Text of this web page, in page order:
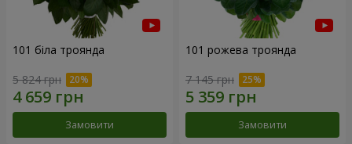
101 біла троянда
5 824 грн
Замовити
101 рожева троянда
7 145 грн
Замовити